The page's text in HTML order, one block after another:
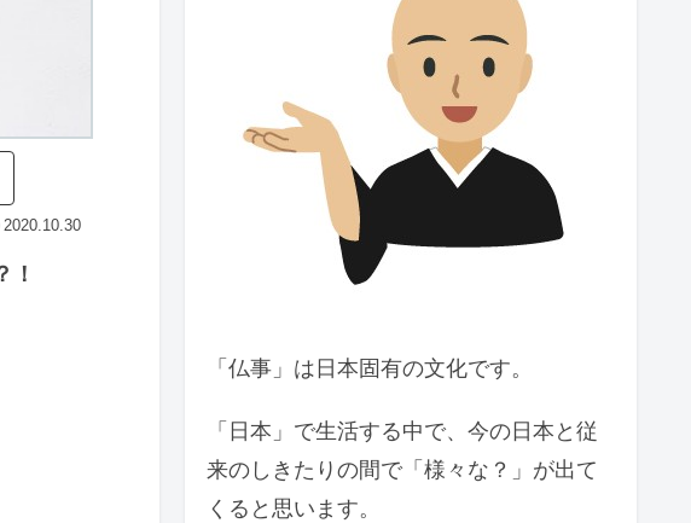
2020.10.30
！
「仏事」は日本固有の文化です。
「日本」で生活する中で、今の日本と従
来のしきたりの間で「様々な？」が出て
くると思います。